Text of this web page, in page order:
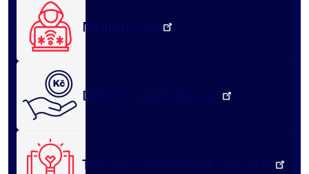
NežKlikneš
Dotační portál kraje
Týden vzdělávání dospělých